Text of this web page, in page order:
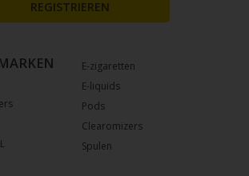
E-zigaretten
E-liquids
Pods
Clearomizers
Spulen
REGISTRIEREN